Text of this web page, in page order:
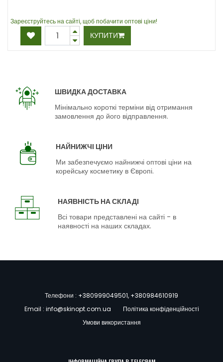
Зареєструйтесь на сайті, щоб побачити оптові ціни!
КУПИТИ
ШВИДКА ДОСТАВКА
Мінімально короткі терміни від отримання
замовлення до його відправлення.
НАЙНИЖЧІ ЦІНИ
Ми забезпечуємо найнижчі оптові ціни на
корейську косметику в Європі.
НАЯВНІСТЬ НА СКЛАДІ
Всі товари представлені на сайті - в
наявності на наших складах.
Телефони : +380999049501, +380984610919
Email : info@skinopt.com.ua
Політика конфіденційності
Умови використання